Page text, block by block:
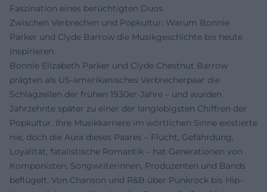
Faszination eines berüchtigten Duos
Zwischen Verbrechen und Popkultur: Warum Bonnie
Parker und Clyde Barrow die Musikgeschichte bis heute
inspirieren
Bonnie Elizabeth Parker und Clyde Chestnut Barrow
prägten als US-amerikanisches Verbrecherpaar die
Schlagzeilen der frühen 1930er-Jahre – und wurden
Jahrzehnte später zu einer der langlebigsten Chiffren der
Popkultur. Ihre Musikkarriere im wörtlichen Sinne existierte
nie, doch die Aura dieses Paares – Flucht, Gefährdung,
Loyalität, fatalistische Romantik – hat Generationen von
Komponisten, Songwriterinnen, Produzenten und Bands
beflügelt. Von Chanson und R&B über Punkrock bis Hip-